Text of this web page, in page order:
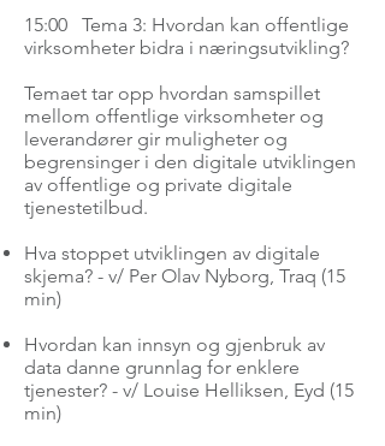
15:00 Tema 3: Hvordan kan offentlige
virksomheter bidra i næringsutvikling?
Temaet tar opp hvordan samspillet
mellom offentlige virksomheter og
leverandører gir muligheter og
begrensinger i den digitale utviklingen
av offentlige og private digitale
tjenestetilbud.
Hva stoppet utviklingen av digitale
skjema? - v/ Per Olav Nyborg, Traq (15
min)
Hvordan kan innsyn og gjenbruk av
data danne grunnlag for enklere
tjenester? - v/ Louise Helliksen, Eyd (15
min)